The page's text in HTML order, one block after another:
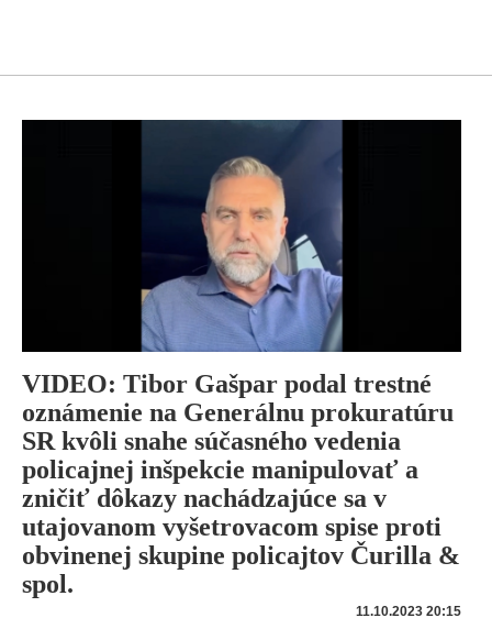
VIDEO: Tibor Gašpar podal trestné
oznámenie na Generálnu prokuratúru
SR kvôli snahe súčasného vedenia
policajnej inšpekcie manipulovať a
zničiť dôkazy nachádzajúce sa v
utajovanom vyšetrovacom spise proti
obvinenej skupine policajtov Čurilla &
spol.
11.10.2023 20:15